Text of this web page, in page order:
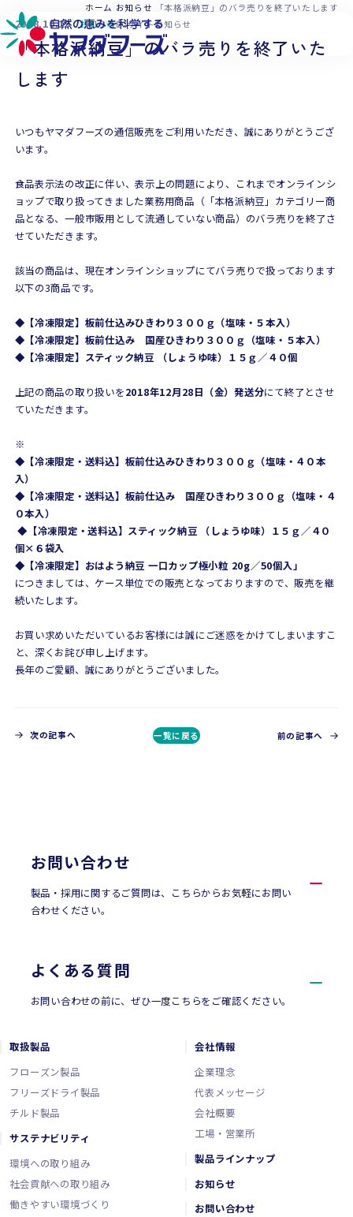
本文へ移動 ホーム お知らせ 「本格派納豆」のバラ売りを終了いたします
2018.10.15 お知らせECサイトお知らせ
「本格派納豆」のバラ売りを終了いた
します
いつもヤマダフーズの通信販売をご利用いただき、誠にありがとうござ
います。
食品表示法の改正に伴い、表示上の問題により、これまでオンラインシ
ョップで取り扱ってきました業務用商品（「本格派納豆」カテゴリー商
品となる、一般市販用として流通していない商品）のバラ売りを終了さ
せていただきます。
該当の商品は、現在オンラインショップにてバラ売りで扱っております
以下の3商品です。
◆【冷凍限定】板前仕込みひきわり３００ｇ（塩味・５本入）
◆【冷凍限定】板前仕込み 国産ひきわり３００ｇ（塩味・５本入）
◆【冷凍限定】スティック納豆 （しょうゆ味）１５ｇ／４０個
上記の商品の取り扱いを2018年12月28日（金）発送分にて終了とさせ
ていただきます。
※
◆【冷凍限定・送料込】板前仕込みひきわり３００ｇ（塩味・４０本
入）
◆【冷凍限定・送料込】板前仕込み 国産ひきわり３００ｇ（塩味・４
０本入）
◆【冷凍限定・送料込】スティック納豆 （しょうゆ味）１５ｇ／４０
個×６袋入
◆【冷凍限定】おはよう納豆 一口カップ極小粒 20g／50個入」
につきましては、ケース単位での販売となっておりますので、販売を継
続いたします。
お買い求めいただいているお客様には誠にご迷惑をかけてしまいますこ
と、深くお詫び申し上げます。
長年のご愛顧、誠にありがとうございました。
次の記事へ 一覧に戻る 前の記事へ
お問い合わせ
製品・採用に関するご質問は、こちらからお気軽にお問い
合わせください。
よくある質問
お問い合わせの前に、ぜひ一度こちらをご確認ください。
取扱製品
フローズン製品
フリーズドライ製品
チルド製品
サステナビリティ
環境への取り組み
社会貢献への取り組み
働きやすい環境づくり
会社情報
企業理念
代表メッセージ
会社概要
工場・営業所
製品ラインナップ
お知らせ
お問い合わせ